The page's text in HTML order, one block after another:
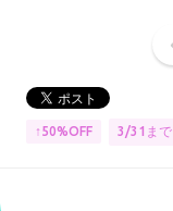
↑50%OFF 3/31まで